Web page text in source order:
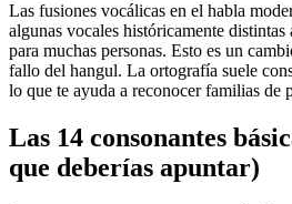
Las fusiones vocálicas en el habla
algunas vocales históricamente distintas
para muchas personas. Esto es un
fallo del hangul. La ortografía suele
lo que te ayuda a reconocer familias de
Las 14 consonantes
que deberías apuntar)